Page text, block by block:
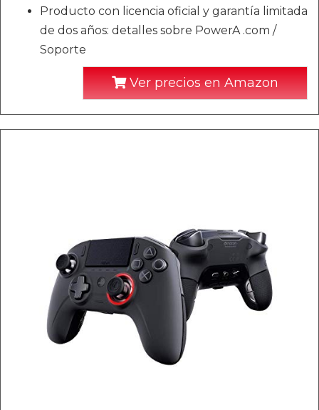
Producto con licencia oficial y garantía limitada
de dos años: detalles sobre PowerA .com /
Soporte
Ver precios en Amazon